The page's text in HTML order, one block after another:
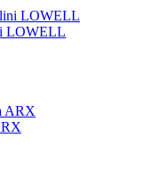
LOWELL